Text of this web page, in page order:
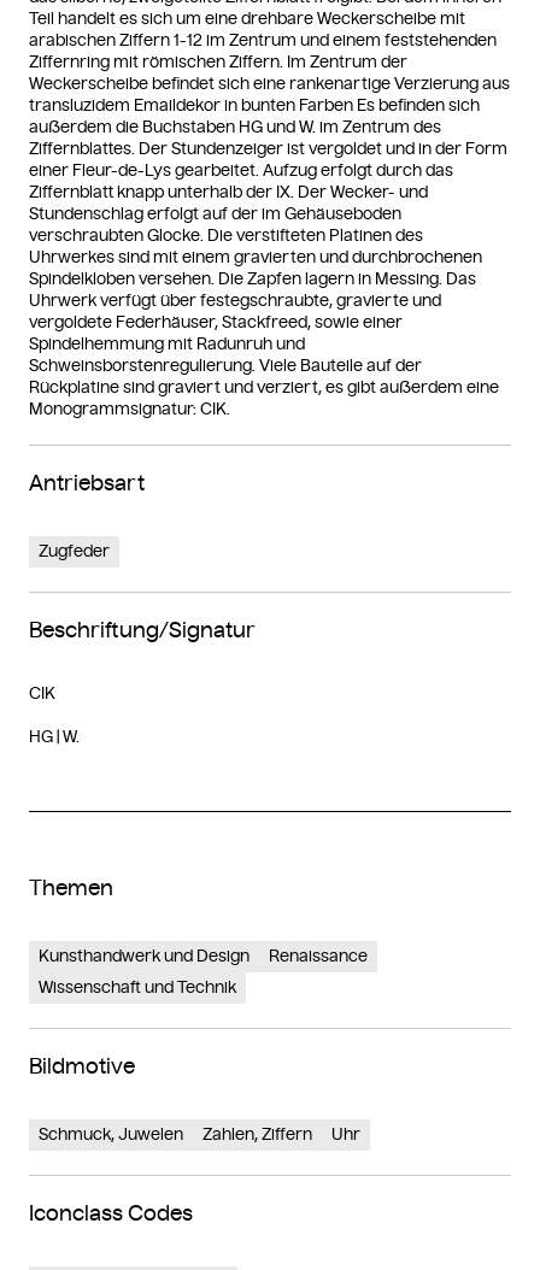
Teil handelt es sich um eine drehbare Weckerscheibe mit
arabischen Ziffern 1-12 im Zentrum und einem feststehenden
Ziffernring mit römischen Ziffern. Im Zentrum der
Weckerscheibe befindet sich eine rankenartige Verzierung aus
transluzidem Emaildekor in bunten Farben Es befinden sich
außerdem die Buchstaben HG und W. im Zentrum des
Ziffernblattes. Der Stundenzeiger ist vergoldet und in der Form
einer Fleur-de-Lys gearbeitet. Aufzug erfolgt durch das
Ziffernblatt knapp unterhalb der IX. Der Wecker- und
Stundenschlag erfolgt auf der im Gehäuseboden
verschraubten Glocke. Die verstifteten Platinen des
Uhrwerkes sind mit einem gravierten und durchbrochenen
Spindelkloben versehen. Die Zapfen lagern in Messing. Das
Uhrwerk verfügt über festegschraubte, gravierte und
vergoldete Federhäuser, Stackfreed, sowie einer
Spindelhemmung mit Radunruh und
Schweinsborstenregulierung. Viele Bauteile auf der
Rückplatine sind graviert und verziert, es gibt außerdem eine
Monogrammsignatur: CIK.
Antriebsart
Zugfeder
Beschriftung/Signatur
CIK
HG | W.
Themen
Kunsthandwerk und Design
Renaissance
Wissenschaft und Technik
Bildmotive
Schmuck, Juwelen Zahlen, Ziffern Uhr
Iconclass Codes